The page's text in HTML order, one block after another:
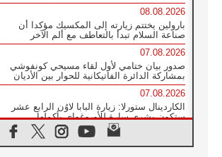
08.08.2026
بارولين يختتم زيارته إلى المكسيك مؤكدا أن
صناعة السلام تبدأ بالتعاطف مع ألم الآخر
07.08.2026
صدور بيان ختامي لأول لقاء مسيحي كونفوشي
بمشاركة الدائرة الفاتيكانية للحوار بين الأديان
07.08.2026
الكاردينال ستورلا: زيارة البابا لاوُن الرابع عشر
ستكون بشرى سارة للأوروغواي بأكملها
الفاتيكان يعلن برنامج الزيارة الرسولية للبابا لاوُن